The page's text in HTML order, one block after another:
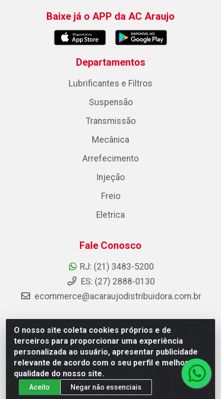
O nosso site coleta cookies próprios e de
terceiros para proporcionar uma experiência
personalizada ao usuário, apresentar publicidade
relevante de acordo com o seu perfil e melhorar a
qualidade do nosso site.
Aceito
Negar não essenciais
Baixe já o APP da AC Araujo
Departamentos
Lubrificantes e Filtros
Suspensão
Transmissão
Mecânica
Arrefecimento
Injeção
Freio
Eletrica
Fale Conosco
RJ: (21) 3483-5200
ES: (27) 2888-0130
ecommerce@acaraujodistribuidora.com.br
AC Araujo Distribuidora - Rua Carneiro de Campos, 42 -
São Cristóvão, Rio de Janeiro/RJ - CEP 20.920-410 -
CNPJ 08.744.753/0003-85